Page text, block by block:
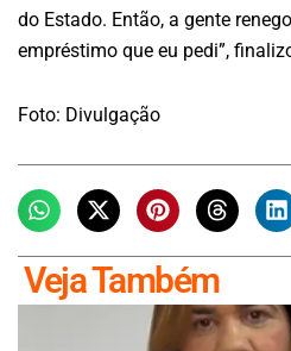
do Estado. Então, a gente
empréstimo que eu pedi”,
Foto: Divulgação
Veja Também